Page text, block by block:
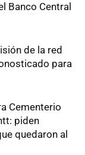
Banco Central
de la red
para
Cementerio
piden
quedaron al